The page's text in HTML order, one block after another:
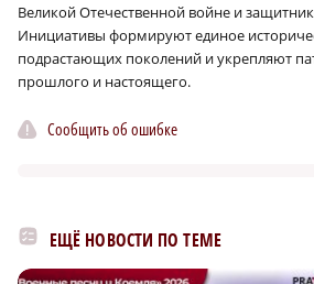
Великой Отечественной войне и
Инициативы формируют единое
подрастающих поколений и укрепляют
прошлого и настоящего.
Сообщить об ошибке
ЕЩЁ НОВОСТИ ПО ТЕМЕ